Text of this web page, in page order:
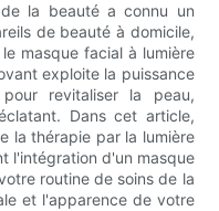
de la beauté a connu un
de beauté à domicile,
masque facial à lumière
exploite la puissance
revitaliser la peau,
Dans cet article,
la thérapie par la lumière
l'intégration d'un masque
routine de soins de la
et l'apparence de votre